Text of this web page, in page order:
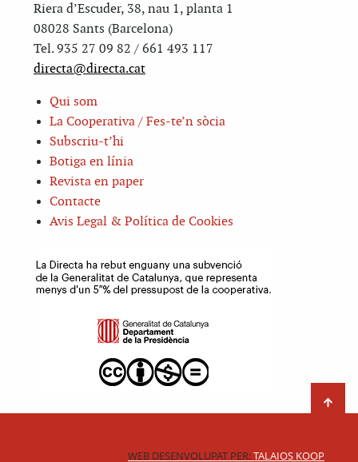
Riera d’Escuder, 38, nau 1, planta 1
08028 Sants (Barcelona)
Tel. 935 27 09 82 / 661 493 117
directa@directa.cat
Qui som
La Cooperativa / Fes-te’n sòcia
Subscriu-t’hi
Botiga en línia
Revista en paper
Contacte
Avis Legal & Política de Cookies
WEB DESENVOLUPAT PER:TALAIOS KOOP